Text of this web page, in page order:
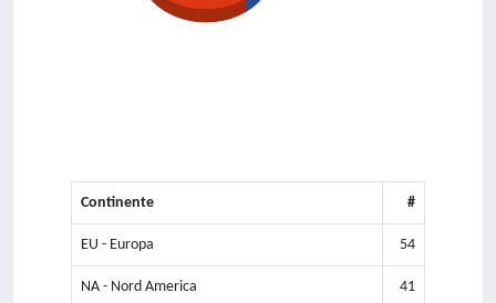
Continente #
EU - Europa 54
NA - Nord America 41